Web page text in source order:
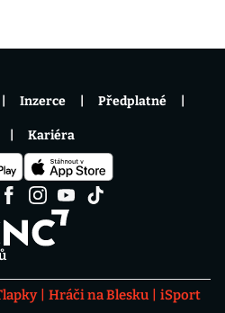
Hráči na Blesku
iSport
Inzerce Předplatné
Kariéra